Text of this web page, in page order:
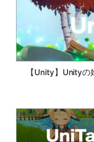
【Unity】Unity